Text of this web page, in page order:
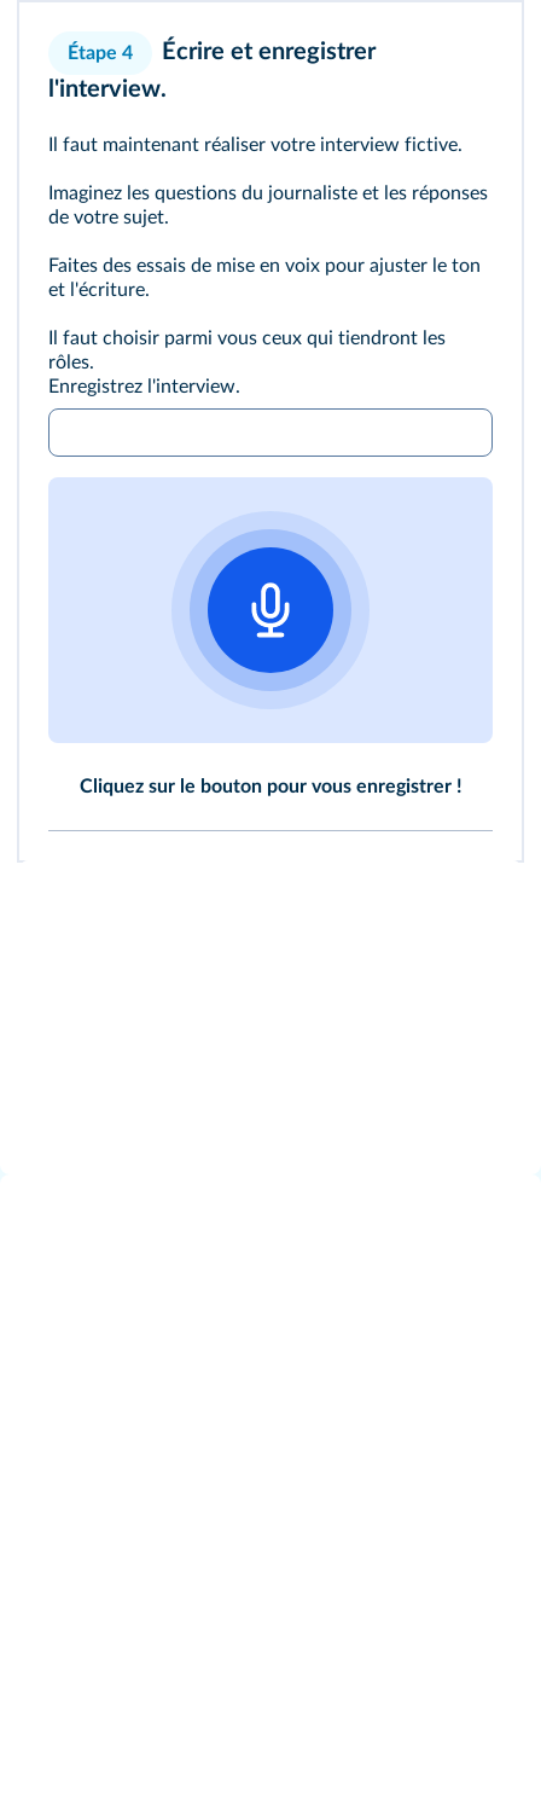
Étape 4
Écrire et enregistrer
l'interview.
Il faut maintenant réaliser votre interview fictive.
Imaginez les questions du journaliste et les réponses
de votre sujet.
Faites des essais de mise en voix pour ajuster le ton
et l'écriture.
Il faut choisir parmi vous ceux qui tiendront les
rôles.
Enregistrez l'interview.
Cliquez sur le bouton pour vous enregistrer !